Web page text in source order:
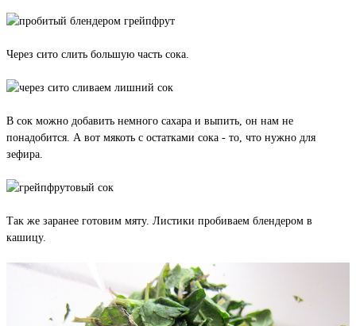
Через сито слить большую часть сока.
В сок можно добавить немного сахара и выпить, он нам не
понадобится. А вот мякоть с остатками сока - то, что нужно для
зефира.
Так же заранее готовим мяту. Листики пробиваем блендером в
кашицу.